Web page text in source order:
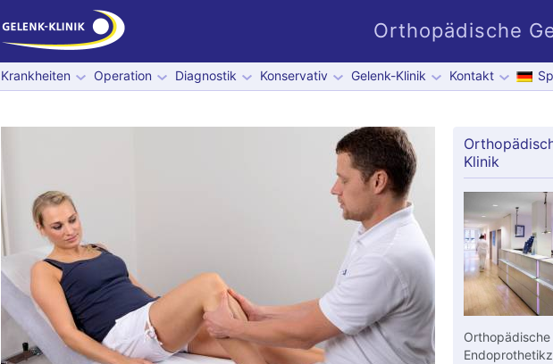
Orthopädische
Krankheiten Operation Diagnostik Konservativ Gelenk-Klinik Kontakt
Klinik
Orthopädische